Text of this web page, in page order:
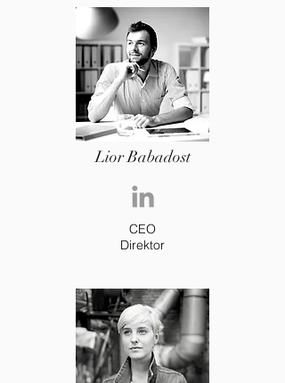
Lior Babadost
CEO
Direktor